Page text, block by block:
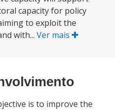
capacity for policy
to exploit the
with... Ver mais
is to improve the